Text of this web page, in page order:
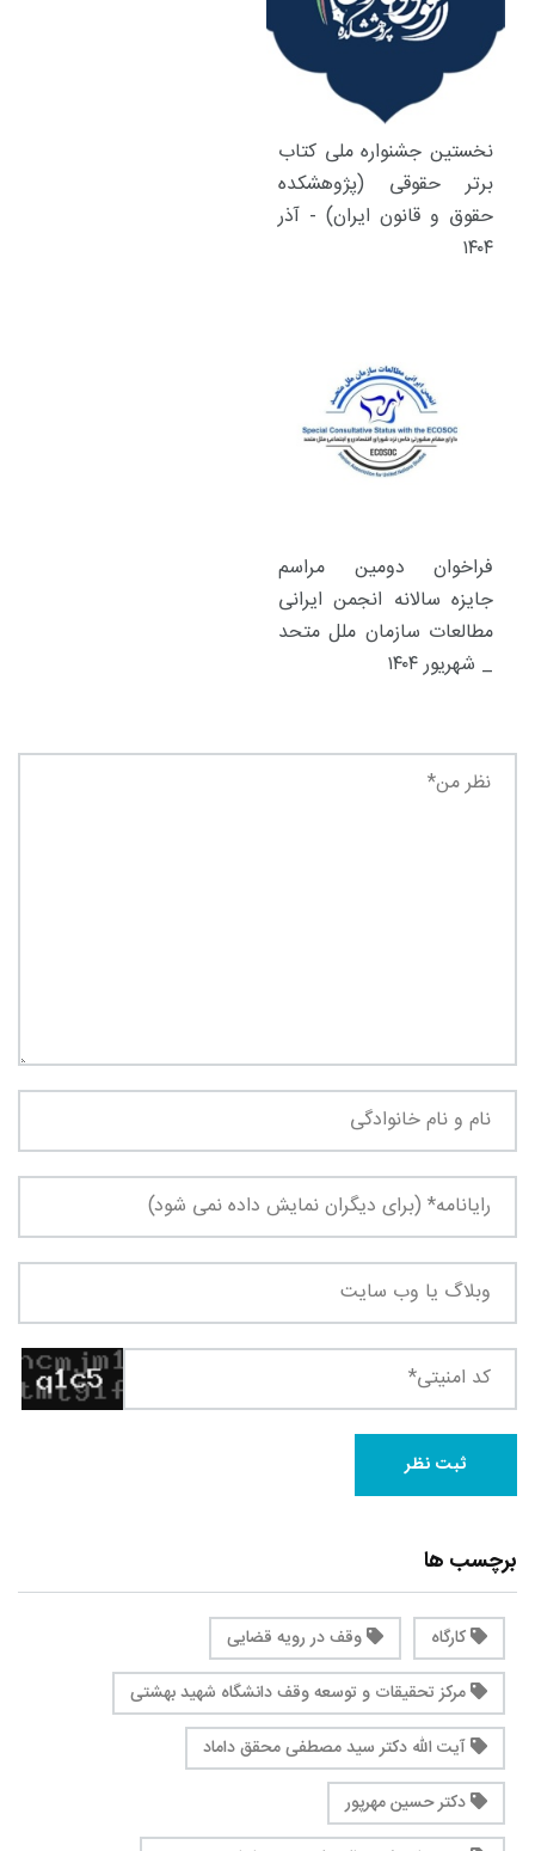
نخستین جشنواره ملی کتاب
برتر حقوقی (پژوهشکده
حقوق و قانون ایران) - آذر
۱۴۰۴
فراخوان دومین مراسم
جایزه سالانه انجمن ایرانی
مطالعات سازمان ملل متحد
_ شهریور ۱۴۰۴
برچسب ها
کارگاه
وقف در رویه قضایی
مرکز تحقیقات و توسعه وقف دانشگاه شهید بهشتی
آیت الله دکتر سید مصطفی محقق داماد
دکتر حسین مهرپور